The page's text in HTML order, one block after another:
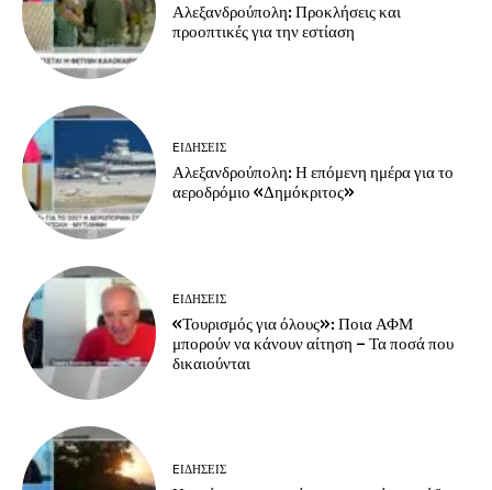
Αλεξανδρούπολη: Προκλήσεις και
προοπτικές για την εστίαση
EΙΔΗΣΕΙΣ
Αλεξανδρούπολη: Η επόμενη ημέρα για το
αεροδρόμιο «Δημόκριτος»
EΙΔΗΣΕΙΣ
«Τουρισμός για όλους»: Ποια ΑΦΜ
μπορούν να κάνουν αίτηση – Τα ποσά που
δικαιούνται
EΙΔΗΣΕΙΣ